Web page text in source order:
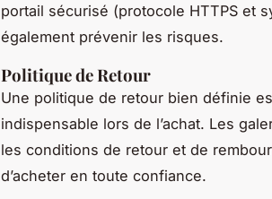
portail sécurisé (protocole HTTPS et
également prévenir les risques.
Politique de Retour
Une politique de retour bien définie
indispensable lors de l’achat. Les
les conditions de retour et de
d’acheter en toute confiance.